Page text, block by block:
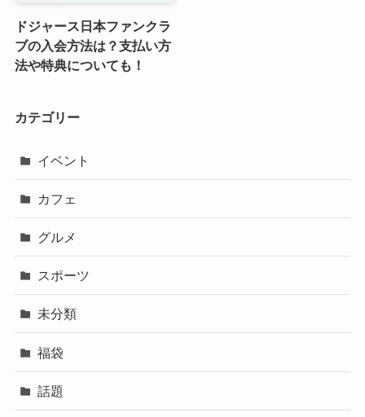
ドジャース日本ファンクラ
ブの入会方法は？支払い方
法や特典についても！
カテゴリー
イベント
カフェ
グルメ
スポーツ
未分類
福袋
話題